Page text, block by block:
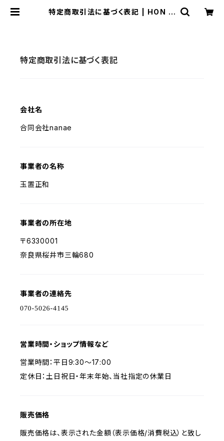
特定商取引法に基づく表記 | HON M
特定商取引法に基づく表記
会社名
合同会社nanae
事業者の名称
玉置正和
事業者の所在地
〒6330001
奈良県桜井市三輪680
事業者の連絡先
営業時間・ショップ情報など
営業時間：平日9:30～17:00
定休日：土日祝日・年末年始、当社指定の休業日
販売価格
販売価格は、表示された金額（表示価格/消費税込）と致し